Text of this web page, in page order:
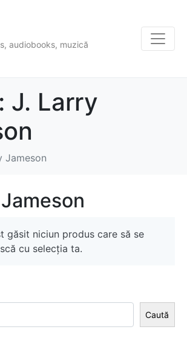
audiobooks, muzică
J. Larry
Jameson
găsit niciun produs care să se
cu selecția ta.
Caută